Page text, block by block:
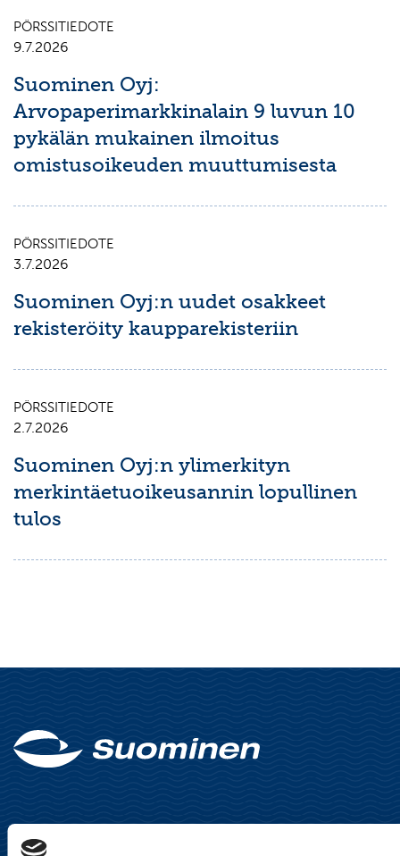
PÖRSSITIEDOTE
9.7.2026
Suominen Oyj:
Arvopaperimarkkinalain 9 luvun 10
pykälän mukainen ilmoitus
omistusoikeuden muuttumisesta
PÖRSSITIEDOTE
3.7.2026
Suominen Oyj:n uudet osakkeet
rekisteröity kaupparekisteriin
PÖRSSITIEDOTE
2.7.2026
Suominen Oyj:n ylimerkityn
merkintäetuoikeusannin lopullinen
tulos